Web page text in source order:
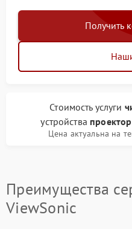
Получить
Стоимость услуги
устройства
Цена актуальна на
Преимущества
ViewSonic